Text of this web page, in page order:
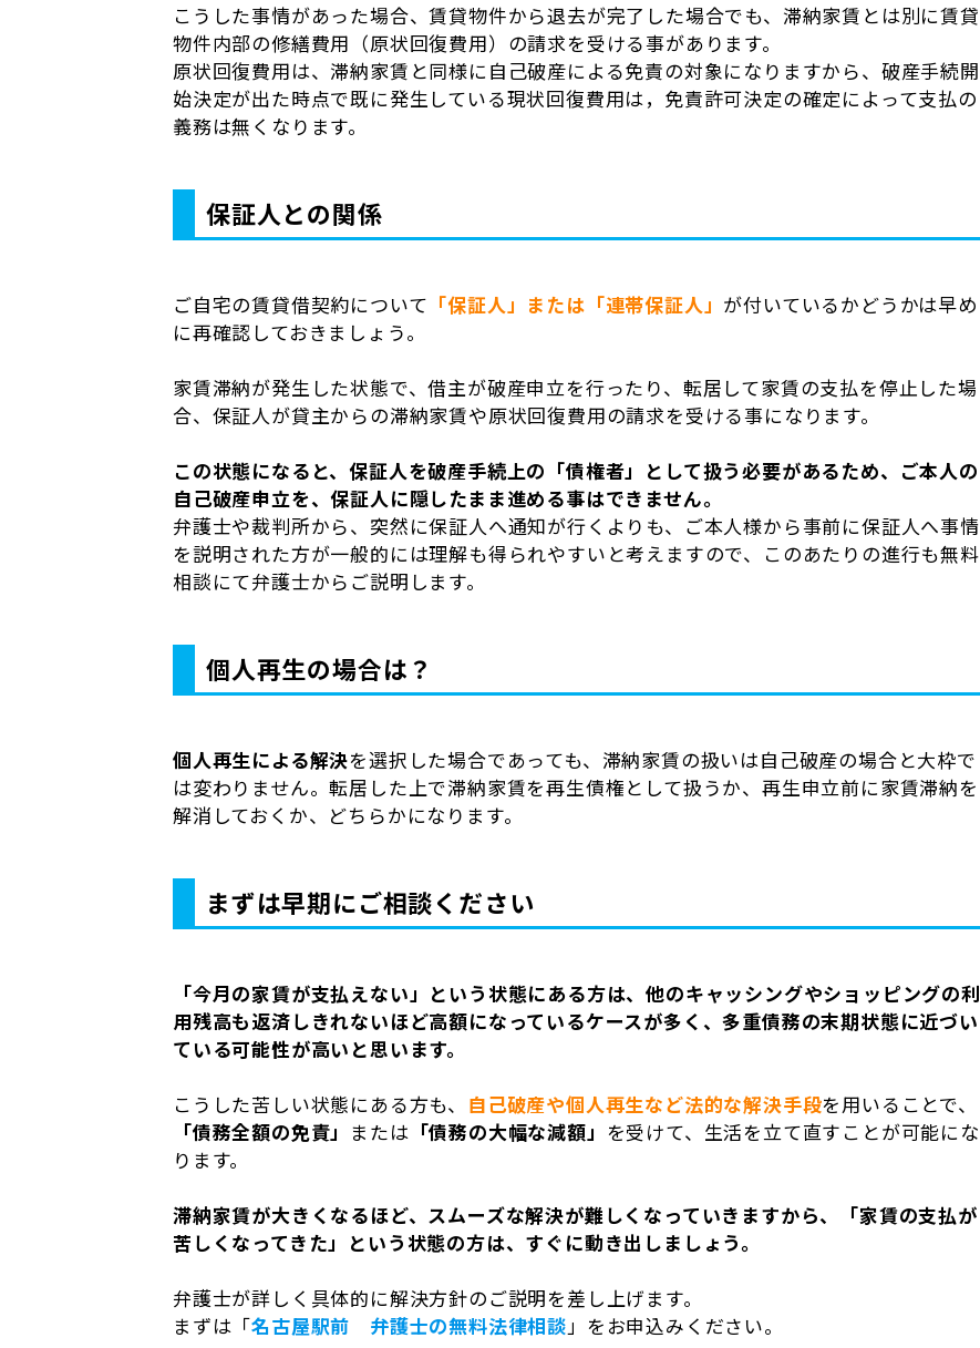
こうした事情があった場合、賃貸物件から退去が完了した場合でも、滞納家賃とは別に賃貸
物件内部の修繕費用（原状回復費用）の請求を受ける事があります。
原状回復費用は、滞納家賃と同様に自己破産による免責の対象になりますから、破産手続開
始決定が出た時点で既に発生している現状回復費用は，免責許可決定の確定によって支払の
義務は無くなります。
保証人との関係
ご自宅の賃貸借契約について 「保証人」または「連帯保証人」 が付いているかどうかは早め
に再確認しておきましょう。
家賃滞納が発生した状態で、借主が破産申立を行ったり、転居して家賃の支払を停止した場
合、保証人が貸主からの滞納家賃や原状回復費用の請求を受ける事になります。
この状態になると、保証人を破産手続上の「債権者」として扱う必要があるため、ご本人の
自己破産申立を、保証人に隠したまま進める事はできません。
弁護士や裁判所から、突然に保証人へ通知が行くよりも、ご本人様から事前に保証人へ事情
を説明された方が一般的には理解も得られやすいと考えますので、このあたりの進行も無料
相談にて弁護士からご説明します。
個人再生の場合は？
個人再生による解決を選択した場合であっても、滞納家賃の扱いは自己破産の場合と大枠で
は変わりません。転居した上で滞納家賃を再生債権として扱うか、再生申立前に家賃滞納を
解消しておくか、どちらかになります。
まずは早期にご相談ください
「今月の家賃が支払えない」という状態にある方は、他のキャッシングやショッピングの利
用残高も返済しきれないほど高額になっているケースが多く、多重債務の末期状態に近づい
ている可能性が高いと思います。
こうした苦しい状態にある方も、 自己破産や個人再生など法的な解決手段を用いることで、
「債務全額の免責」 または 「債務の大幅な減額」 を受けて、生活を立て直すことが可能にな
ります。
滞納家賃が大きくなるほど、スムーズな解決が難しくなっていきますから、「家賃の支払が
苦しくなってきた」という状態の方は、すぐに動き出しましょう。
弁護士が詳しく具体的に解決方針のご説明を差し上げます。
まずは「名古屋駅前 弁護士の無料法律相談」をお申込みください。